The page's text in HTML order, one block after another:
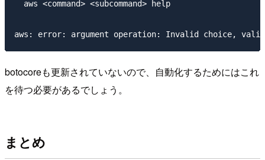
  aws <command> <subcommand> help
aws: error: argument operation: Invalid choice,
botocoreも更新されていないので、自動化するためにはこれ
を待つ必要があるでしょう。
まとめ